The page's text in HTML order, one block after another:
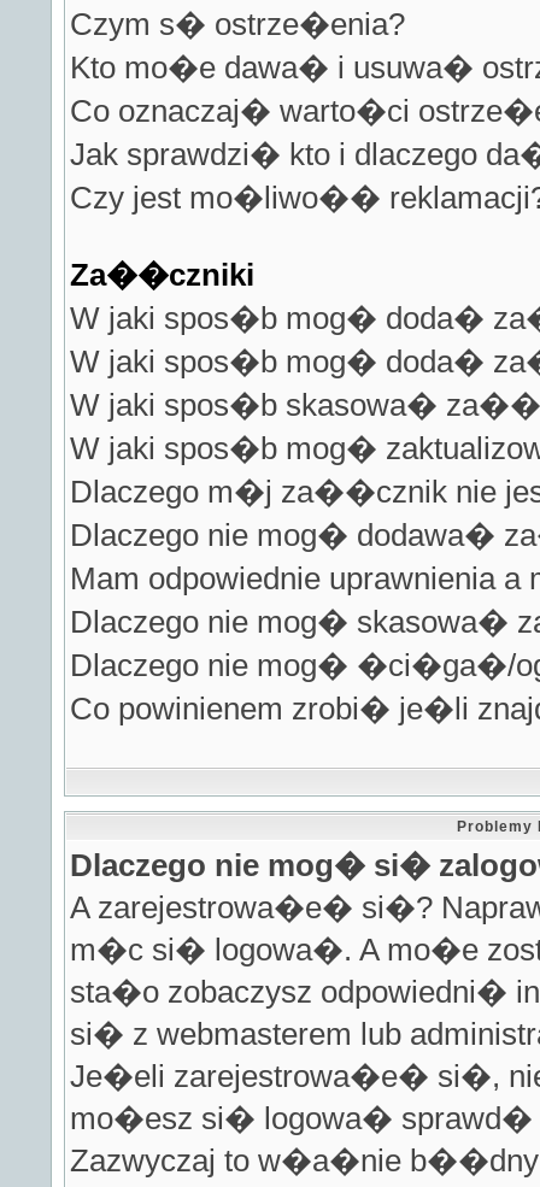
Czym s� ostrze�enia?
Kto mo�e dawa� i usuwa�
Co oznaczaj� warto�ci
Jak sprawdzi� kto i dlaczego
Czy jest mo�liwo��
Za��czniki
W jaki spos�b mog� doda�
W jaki spos�b mog� doda�
W jaki spos�b skasowa�
W jaki spos�b mog�
Dlaczego m�j za��cznik nie
Dlaczego nie mog� dodawa�
Mam odpowiednie uprawnienia
Dlaczego nie mog�
Dlaczego nie mog� �ci�ga�/
Co powinienem zrobi� je�li
Problemy
Dlaczego nie mog� si�
A zarejestrowa�e� si�?
m�c si� logowa�. A mo�e
sta�o zobaczysz odpowiedni�
si� z webmasterem lub
Je�eli zarejestrowa�e� si�,
mo�esz si� logowa� sprawd�
Zazwyczaj to w�a�nie b��dny